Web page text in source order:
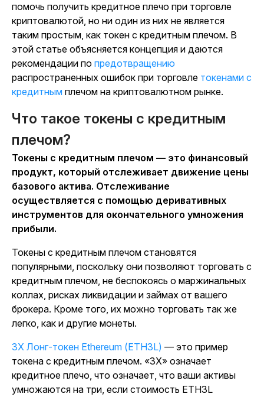
помочь получить кредитное плечо при торговле
криптовалютой, но ни один из них не является
таким простым, как токен с кредитным плечом. В
этой статье объясняется концепция и даются
рекомендации по предотвращению
распространенных ошибок при торговле токенами с
кредитным плечом на криптовалютном рынке.
Что такое токены с кредитным
плечом?
Токены с кредитным плечом — это финансовый
продукт, который отслеживает движение цены
базового актива. Отслеживание
осуществляется с помощью деривативных
инструментов для окончательного умножения
прибыли.
Токены с кредитным плечом становятся
популярными, поскольку они позволяют торговать с
кредитным плечом, не беспокоясь о маржинальных
коллах, рисках ликвидации и займах от вашего
брокера. Кроме того, их можно торговать так же
легко, как и другие монеты.
3X Лонг-токен Ethereum (ETH3L) — это пример
токена с кредитным плечом. «3X» означает
кредитное плечо, что означает, что ваши активы
умножаются на три, если стоимость ETH3L